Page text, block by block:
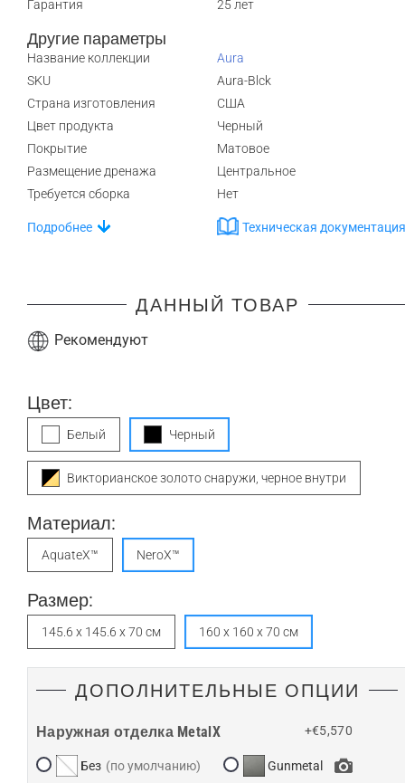
Гарантия
25 лет
Другие параметры
Название коллекции
Aura
SKU
Aura-Blck
Страна изготовления
США
Цвет продукта
Черный
Покрытие
Матовое
Размещение дренажа
Центральное
Требуется сборка
Нет
Подробнее Техническая документация
ДАННЫЙ ТОВАР
Рекомендуют
Цвет:
Белый Черный
Викторианское золото снаружи, черное внутри
Материал:
AquateX™ NeroX™
Размер:
145.6 x 145.6 x 70 см 160 x 160 x 70 см
ДОПОЛНИТЕЛЬНЫЕ ОПЦИИ
Наружная отделка MetalX +€5,570
Без Gunmetal